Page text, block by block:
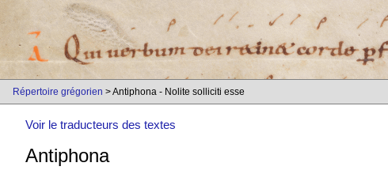
Répertoire grégorien > Antiphona - Nolite solliciti esse
Voir le traducteurs des textes
Antiphona